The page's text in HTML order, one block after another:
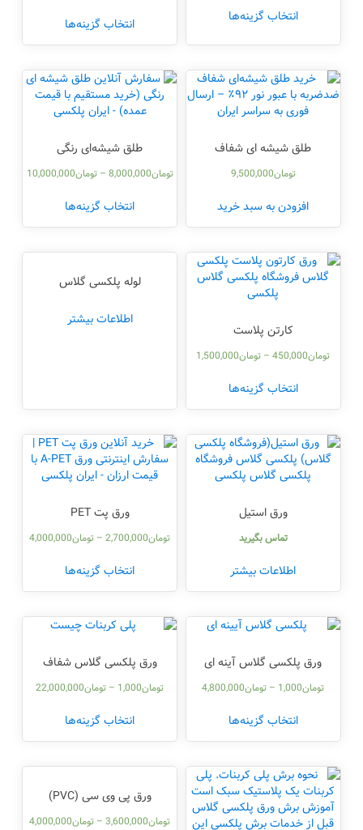
انتخاب گزینه‌ها انتخاب گزینه‌ها
طلق شیشه ای شفاف
تومان9,500,000
افزودن به سبد خرید
طلق شیشه‌ای رنگی
تومان8,000,000
–تومان10,000,000
انتخاب گزینه‌ها
کارتن پلاست
تومان450,000
– تومان1,500,000
انتخاب گزینه‌ها
لوله پلکسی گلاس
اطلاعات بیشتر
ورق استیل
تماس بگیرید
اطلاعات بیشتر
ورق پت PET
تومان2,700,000
– تومان4,000,000
انتخاب گزینه‌ها
ورق پلکسی گلاس آینه ای
تومان1,000
– تومان4,800,000
انتخاب گزینه‌ها
ورق پلکسی گلاس شفاف
تومان1,000
– تومان22,000,000
انتخاب گزینه‌ها
ورق پی وی سی (PVC)
تومان3,600,000
– تومان4,000,000